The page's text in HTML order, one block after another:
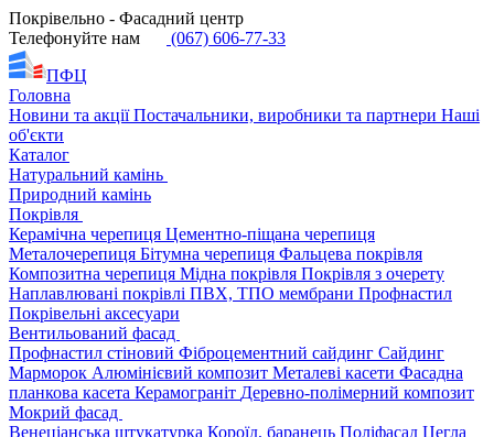
Покрівельно - Фасадний центр
Телефонуйте нам
(067) 606-77-33
ПФЦ
Головна
Новини та акціїПостачальники, виробники та партнери Наші
об'єкти
Каталог
Натуральний камінь
Природний камінь
Покрівля
Керамічна черепиця Цементно-піщана черепиця
Металочерепиця Бітумна черепиця Фальцева покрівля
Композитна черепиця Мідна покрівля Покрівля з очерету
Наплавлювані покрівлі ПВХ, ТПО мембрани Профнастил
Покрівельні аксесуари
Вентильований фасад
Профнастил стіновий Фіброцементний сайдинг Сайдинг
Марморок Алюмінієвий композит Металеві касети Фасадна
планкова касета Керамограніт Деревно-полімерний композит
Мокрий фасад
Венеціанська штукатурка Короїд, баранець Поліфасад Цегла